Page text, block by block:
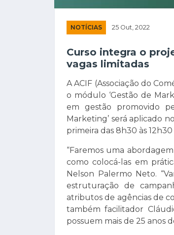
NOTÍCIAS 25 Out, 2022
Curso integra o
vagas limitadas
A ACIF (Associação do
o módulo ‘Gestão de
em gestão promovido
Marketing’ será aplicado
primeira das 8h30 às
“Faremos uma
como colocá-las em
Nelson Palermo Neto.
estruturação de
atributos de agências de
também facilitador
possuem mais de 25 anos